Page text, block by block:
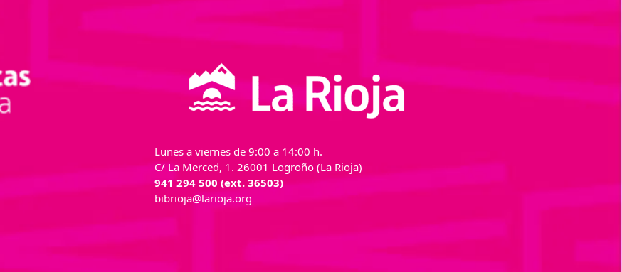
Lunes a viernes de 9:00 a 14:00 h.
C/ La Merced, 1. 26001 Logroño (La Rioja)
941 294 500 (ext. 36503)
bibrioja@larioja.org